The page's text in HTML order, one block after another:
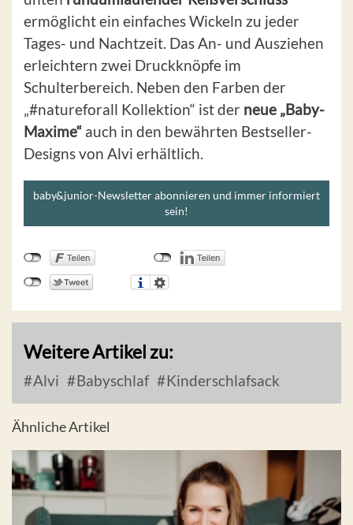
ermöglicht ein einfaches Wickeln zu jeder
Tages- und Nachtzeit. Das An- und Ausziehen
erleichtern zwei Druckknöpfe im
Schulterbereich. Neben den Farben der
„#natureforall Kollektion“ ist der neue „Baby-
Maxime“ auch in den bewährten Bestseller-
Designs von Alvi erhältlich.
baby&junior-Newsletter abonnieren und immer informiert
sein!
Weitere Artikel zu:
Alvi Babyschlaf Kinderschlafsack
Ähnliche Artikel